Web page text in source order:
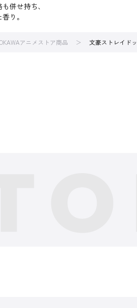
併せ持ち、
り。
アニメストア商品 文豪ストレイド